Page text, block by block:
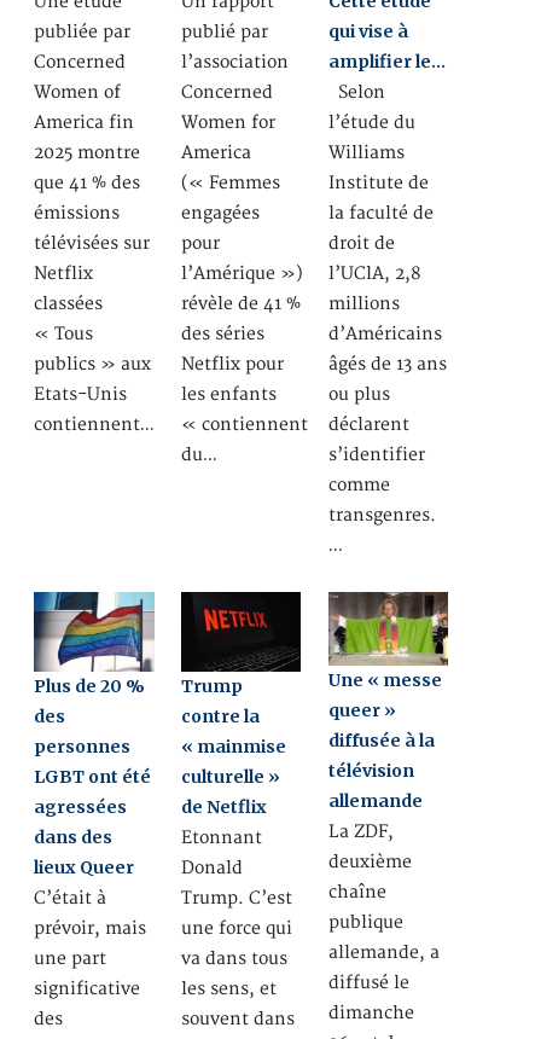
publiée par
Concerned
Women of
America fin
2025 montre
que 41 % des
émissions
télévisées sur
Netflix
classées
« Tous
publics » aux
Etats-Unis
contiennent…
publié par
l’association
Concerned
Women for
America
(« Femmes
engagées
pour
l’Amérique »)
révèle de 41 %
des séries
Netflix pour
les enfants
« contiennent
du…
qui vise à
amplifier le…
Selon
l’étude du
Williams
Institute de
la faculté de
droit de
l’UClA, 2,8
millions
d’Américains
âgés de 13 ans
ou plus
déclarent
s’identifier
comme
transgenres.
…
Plus de 20 %
des
personnes
LGBT ont été
agressées
dans des
lieux Queer
C’était à
prévoir, mais
une part
significative
des
Trump
contre la
« mainmise
culturelle »
de Netflix
Etonnant
Donald
Trump. C’est
une force qui
va dans tous
les sens, et
souvent dans
Une « messe
queer »
diffusée à la
télévision
allemande
La ZDF,
deuxième
chaîne
publique
allemande, a
diffusé le
dimanche